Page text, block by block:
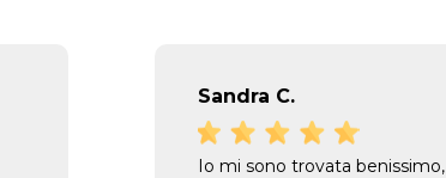
Sandra C.
Io mi sono trovata benissimo,